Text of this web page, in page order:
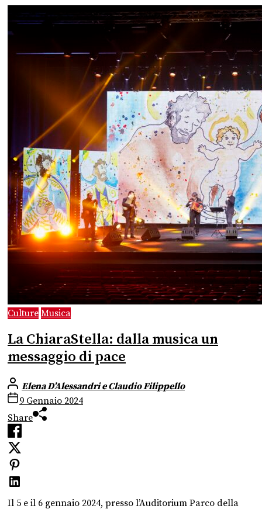
Culture Musica
La ChiaraStella: dalla musica un
messaggio di pace
Elena D’Alessandri e Claudio Filippello
9 Gennaio 2024
Share
Il 5 e il 6 gennaio 2024, presso l’Auditorium Parco della